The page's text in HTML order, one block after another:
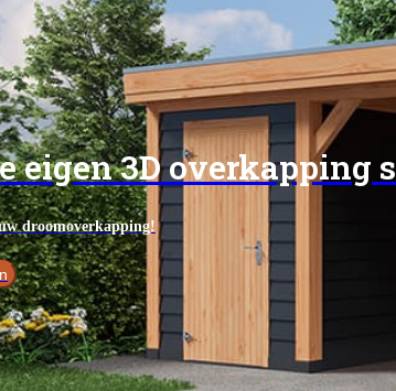
eigen 3D overkapping
droomoverkapping!